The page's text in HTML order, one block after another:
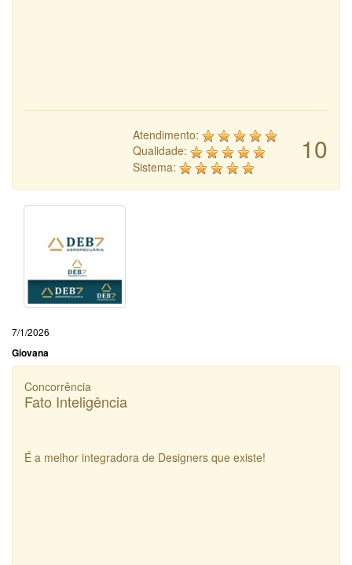
10
Atendimento:
Qualidade:
Sistema:
7/1/2026
Giovana
Concorrência
Fato Inteligência
É a melhor integradora de Designers que existe!